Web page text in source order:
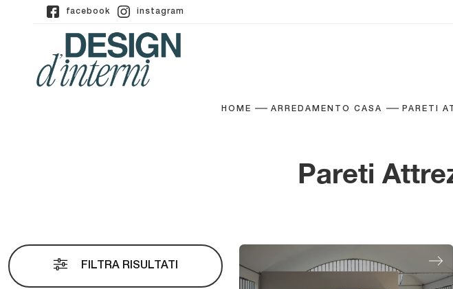
facebook instagram
HOME ARREDAMENTO CASA PARETI
Pareti
FILTRA RISULTATI